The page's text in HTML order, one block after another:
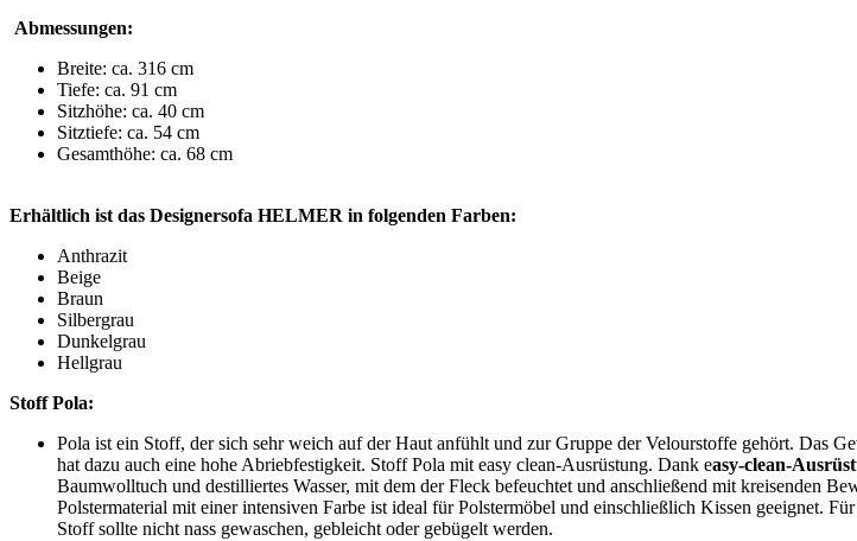
Abmessungen:
Breite: ca. 316 cm
Tiefe: ca. 91 cm
Sitzhöhe: ca. 40 cm
Sitztiefe: ca. 54 cm
Gesamthöhe: ca. 68 cm
Erhältlich ist das Designersofa HELMER in folgenden Farben:
Anthrazit
Beige
Braun
Silbergrau
Dunkelgrau
Hellgrau
Stoff Pola:
Pola ist ein Stoff, der sich sehr weich auf der Haut anfühlt und zur Gruppe der Velourstoffe gehört. Das
hat dazu auch eine hohe Abriebfestigkeit. Stoff Pola mit easy clean-Ausrüstung. Dank easy-clean-
Baumwolltuch und destilliertes Wasser, mit dem der Fleck befeuchtet und anschließend mit kreisenden
Polstermaterial mit einer intensiven Farbe ist ideal für Polstermöbel und einschließlich Kissen geeignet.
Stoff sollte nicht nass gewaschen, gebleicht oder gebügelt werden.